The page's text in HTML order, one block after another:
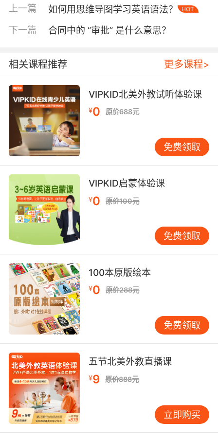
必要的麻烦。
二、掌握申请优惠券的技巧与策略
等渠道发布优惠活动信息。为了不错过任何一次
优惠机会，建议家长和学生密切关注这些官方渠
道，及时订阅邮件通知、关注微信公众号、加入
官方社群等，以便第一时间获取最新的优惠信
息。
2. 积极参与互动，赢取额外奖励
除了官方直接发布的优惠券外，VIPKID还会通过
社交媒体互动、用户反馈征集等方式，向积极参
与的用户发放额外奖励。比如，参与话题讨论、
分享学习心得、提交课程评价等，都有机会获得
优惠券或课时奖励。因此，不妨多参与这些互动
活动，既能提升自己的学习体验，又能增加获得
优惠的机会。
VIPKID往往设有推荐奖励机制，即老用户推荐新
用户成功注册并付费后，双方都可以获得一定的
优惠券或课时奖励。这是一个双赢的策略，既能
帮助新用户享受优惠，又能让老用户获得实惠。
因此，如果你已经是VIPKID的用户，不妨将这个
好消息分享给身边的朋友或家人，一起享受英语
三、优化优惠券的使用与管理
1. 精打细算，合理规划课程购买
在申请到优惠券后，如何最大化其价值，是我们
需要思考的问题。建议根据自己的学习需求和经
济状况，合理规划课程购买方案。比如，可以选
择长期课程包以享受更大的折扣优惠，或者根据
上一篇 如何用思维导图学习英语语法？ HOT
下一篇 合同中的 “审批” 是什么意思？
相关课程推荐 更多课程>
VIPKID北美外教试听体验课
¥0 原价688元
免费领取
VIPKID启蒙体验课
¥0 原价100元
免费领取
100本原版绘本
¥0 原价288元
免费领取
五节北美外教直播课
¥9 原价888元
立即购买